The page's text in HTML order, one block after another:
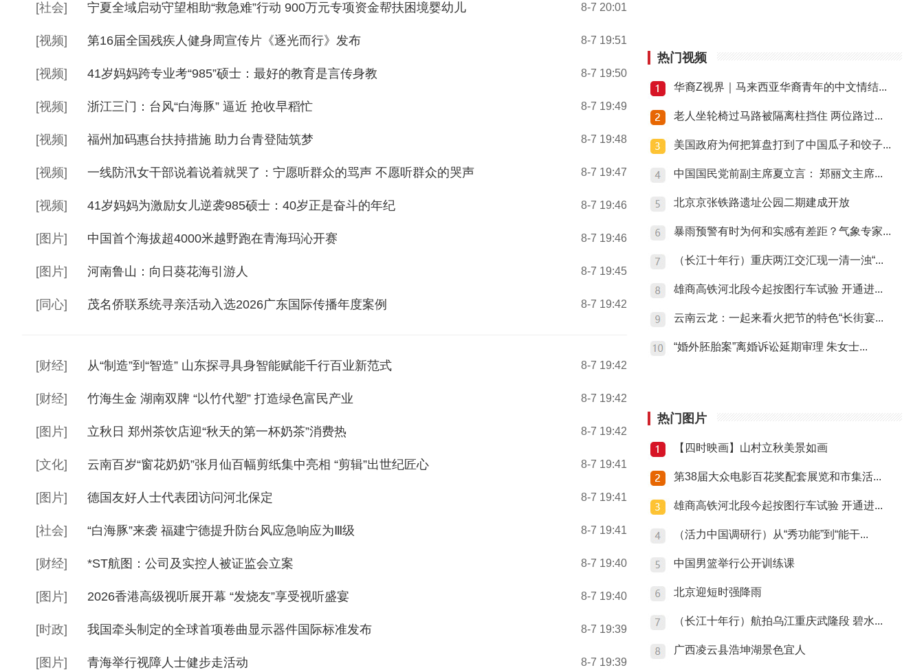
[社会] 宁夏全域启动守望相助“救急难”行动 900万元专项资金帮扶困境婴幼儿 8-7 20:01
[视频] 第16届全国残疾人健身周宣传片《逐光而行》发布 8-7 19:51
[视频] 41岁妈妈跨专业考“985”硕士：最好的教育是言传身教 8-7 19:50
[视频] 浙江三门：台风“白海豚” 逼近 抢收早稻忙 8-7 19:49
[视频] 福州加码惠台扶持措施 助力台青登陆筑梦 8-7 19:48
[视频] 一线防汛女干部说着说着就哭了：宁愿听群众的骂声 不愿听群众的哭声 8-7 19:47
[视频] 41岁妈妈为激励女儿逆袭985硕士：40岁正是奋斗的年纪 8-7 19:46
[图片] 中国首个海拔超4000米越野跑在青海玛沁开赛 8-7 19:46
[图片] 河南鲁山：向日葵花海引游人 8-7 19:45
[同心] 茂名侨联系统寻亲活动入选2026广东国际传播年度案例 8-7 19:42
[财经] 从“制造”到“智造” 山东探寻具身智能赋能千行百业新范式 8-7 19:42
[财经] 竹海生金 湖南双牌 “以竹代塑” 打造绿色富民产业 8-7 19:42
[图片] 立秋日 郑州茶饮店迎“秋天的第一杯奶茶”消费热 8-7 19:42
[文化] 云南百岁“窗花奶奶”张月仙百幅剪纸集中亮相 “剪辑”出世纪匠心 8-7 19:41
[图片] 德国友好人士代表团访问河北保定 8-7 19:41
[社会] “白海豚”来袭 福建宁德提升防台风应急响应为Ⅲ级 8-7 19:41
[财经] *ST航图：公司及实控人被证监会立案 8-7 19:40
[图片] 2026香港高级视听展开幕 “发烧友”享受视听盛宴 8-7 19:40
[时政] 我国牵头制定的全球首项卷曲显示器件国际标准发布 8-7 19:39
[图片] 青海举行视障人士健步走活动 8-7 19:39
热门视频
华裔Z视界｜马来西亚华裔青年的中文情结...
老人坐轮椅过马路被隔离柱挡住 两位路过...
美国政府为何把算盘打到了中国瓜子和饺子...
中国国民党前副主席夏立言： 郑丽文主席...
北京京张铁路遗址公园二期建成开放
暴雨预警有时为何和实感有差距？气象专家...
（长江十年行）重庆两江交汇现一清一浊“...
雄商高铁河北段今起按图行车试验 开通进...
云南云龙：一起来看火把节的特色“长街宴...
“婚外胚胎案”离婚诉讼延期审理 朱女士...
热门图片
【四时映画】山村立秋美景如画
第38届大众电影百花奖配套展览和市集活...
雄商高铁河北段今起按图行车试验 开通进...
（活力中国调研行）从“秀功能”到“能干...
中国男篮举行公开训练课
北京迎短时强降雨
（长江十年行）航拍乌江重庆武隆段 碧水...
广西凌云县浩坤湖景色宜人